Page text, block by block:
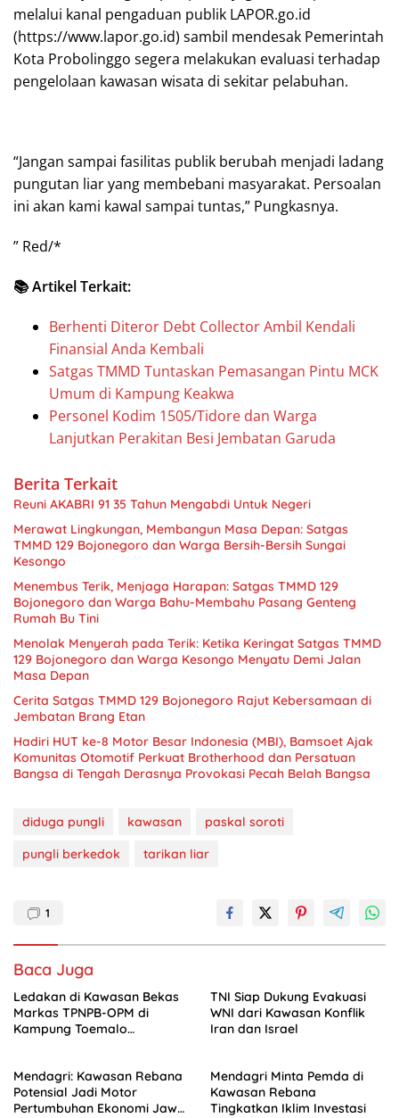
melalui kanal pengaduan publik LAPOR.go.id
(https://www.lapor.go.id) sambil mendesak Pemerintah
Kota Probolinggo segera melakukan evaluasi terhadap
pengelolaan kawasan wisata di sekitar pelabuhan.
“Jangan sampai fasilitas publik berubah menjadi ladang
pungutan liar yang membebani masyarakat. Persoalan
ini akan kami kawal sampai tuntas,” Pungkasnya.
” Red/*
📚 Artikel Terkait:
Berhenti Diteror Debt Collector Ambil Kendali
Finansial Anda Kembali
Satgas TMMD Tuntaskan Pemasangan Pintu MCK
Umum di Kampung Keakwa
Personel Kodim 1505/Tidore dan Warga
Lanjutkan Perakitan Besi Jembatan Garuda
Berita Terkait
Reuni AKABRI 91 35 Tahun Mengabdi Untuk Negeri
Merawat Lingkungan, Membangun Masa Depan: Satgas
TMMD 129 Bojonegoro dan Warga Bersih-Bersih Sungai
Kesongo
Menembus Terik, Menjaga Harapan: Satgas TMMD 129
Bojonegoro dan Warga Bahu-Membahu Pasang Genteng
Rumah Bu Tini
Menolak Menyerah pada Terik: Ketika Keringat Satgas TMMD
129 Bojonegoro dan Warga Kesongo Menyatu Demi Jalan
Masa Depan
Cerita Satgas TMMD 129 Bojonegoro Rajut Kebersamaan di
Jembatan Brang Etan
Hadiri HUT ke-8 Motor Besar Indonesia (MBI), Bamsoet Ajak
Komunitas Otomotif Perkuat Brotherhood dan Persatuan
Bangsa di Tengah Derasnya Provokasi Pecah Belah Bangsa
diduga pungli kawasan
paskal soroti
pungli berkedok
tarikan liar
1
Baca Juga
Ledakan di Kawasan Bekas
Markas TPNPB-OPM di
Kampung Toemalo
TNI Siap Dukung Evakuasi
WNI dari Kawasan Konflik
Iran dan Israel
Mendagri: Kawasan Rebana
Potensial Jadi Motor
Pertumbuhan Ekonomi Jawa
Mendagri Minta Pemda di
Kawasan Rebana
Tingkatkan Iklim Investasi